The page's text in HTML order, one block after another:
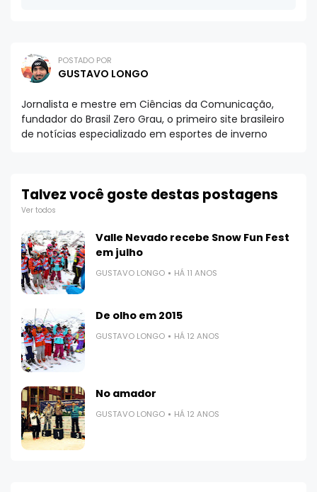
POSTADO POR
GUSTAVO LONGO
Jornalista e mestre em Ciências da Comunicação,
fundador do Brasil Zero Grau, o primeiro site brasileiro
de notícias especializado em esportes de inverno
Talvez você goste destas postagens
Ver todos
Valle Nevado recebe Snow Fun Fest
em julho
GUSTAVO LONGO HÁ 11 ANOS
De olho em 2015
GUSTAVO LONGO HÁ 12 ANOS
No amador
GUSTAVO LONGO HÁ 12 ANOS